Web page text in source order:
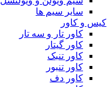
سایر سیم ها
کیس و کاور
کاور تار و سه تار
کاور گیتار
کاور تنبک
کاور تنبور
کاور دف